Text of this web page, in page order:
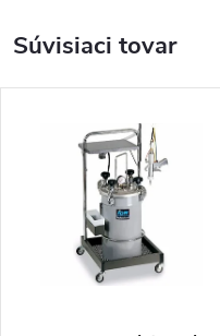
Súvisiaci tovar